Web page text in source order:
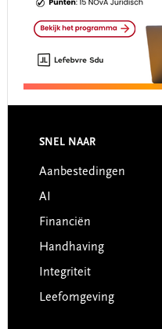
Footer
SNEL NAAR
Aanbestedingen
AI
Financiën
Handhaving
Integriteit
Leefomgeving